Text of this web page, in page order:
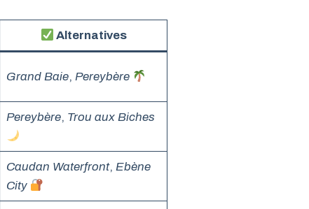
Alternatives
Grand Baie, Pereybère
Pereybère, Trou aux Biches
Caudan Waterfront, Ebène
City